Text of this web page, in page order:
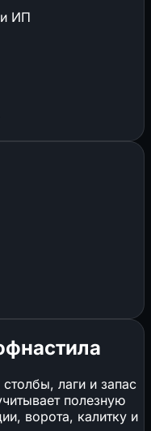
ИП
лаги и запас
полезную
ворота, калитку и